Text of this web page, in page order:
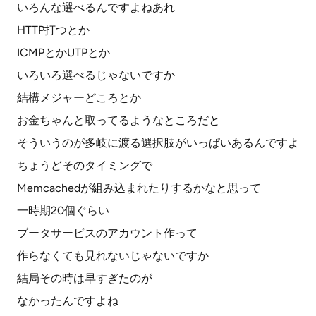
いろんな選べるんですよねあれ
HTTP打つとか
ICMPとかUTPとか
いろいろ選べるじゃないですか
結構メジャーどころとか
お金ちゃんと取ってるようなところだと
そういうのが多岐に渡る選択肢がいっぱいあるんですよ
ちょうどそのタイミングで
Memcachedが組み込まれたりするかなと思って
一時期20個ぐらい
ブータサービスのアカウント作って
作らなくても見れないじゃないですか
結局その時は早すぎたのが
なかったんですよね